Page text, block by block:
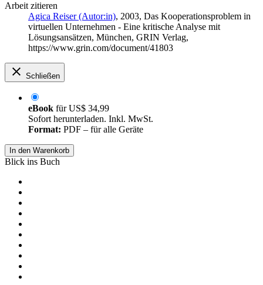
Arbeit zitieren
Agica Reiser (Autor:in), 2003, Das Kooperationsproblem in
virtuellen Unternehmen - Eine kritische Analyse mit
Lösungsansätzen, München, GRIN Verlag,
https://www.grin.com/document/41803
Schließen
eBook fürUS$ 34,99
Sofort herunterladen. Inkl. MwSt.
Format: PDF – für alle Geräte
In den Warenkorb
Blick ins Buch